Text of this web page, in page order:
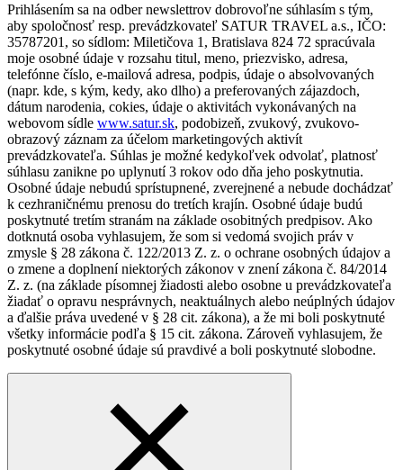
Prihlásením sa na odber newslettrov dobrovoľne súhlasím s tým,
aby spoločnosť resp. prevádzkovateľ SATUR TRAVEL a.s., IČO:
35787201, so sídlom: Miletičova 1, Bratislava 824 72 spracúvala
moje osobné údaje v rozsahu titul, meno, priezvisko, adresa,
telefónne číslo, e-mailová adresa, podpis, údaje o absolvovaných
(napr. kde, s kým, kedy, ako dlho) a preferovaných zájazdoch,
dátum narodenia, cokies, údaje o aktivitách vykonávaných na
webovom sídle www.satur.sk, podobizeň, zvukový, zvukovo-
obrazový záznam za účelom marketingových aktivít
prevádzkovateľa. Súhlas je možné kedykoľvek odvolať, platnosť
súhlasu zanikne po uplynutí 3 rokov odo dňa jeho poskytnutia.
Osobné údaje nebudú sprístupnené, zverejnené a nebude dochádzať
k cezhraničnému prenosu do tretích krajín. Osobné údaje budú
poskytnuté tretím stranám na základe osobitných predpisov. Ako
dotknutá osoba vyhlasujem, že som si vedomá svojich práv v
zmysle § 28 zákona č. 122/2013 Z. z. o ochrane osobných údajov a
o zmene a doplnení niektorých zákonov v znení zákona č. 84/2014
Z. z. (na základe písomnej žiadosti alebo osobne u prevádzkovateľa
žiadať o opravu nesprávnych, neaktuálnych alebo neúplných údajov
a ďalšie práva uvedené v § 28 cit. zákona), a že mi boli poskytnuté
všetky informácie podľa § 15 cit. zákona. Zároveň vyhlasujem, že
poskytnuté osobné údaje sú pravdivé a boli poskytnuté slobodne.